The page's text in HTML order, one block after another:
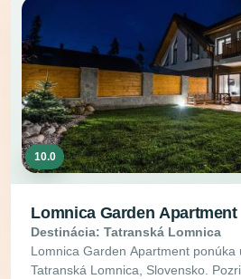
10.0
Lomnica Garden Apartment
Destinácia: Tatranská Lomnica
Lomnica Garden Apartment ponúka
Tatranská Lomnica, Slovensko.